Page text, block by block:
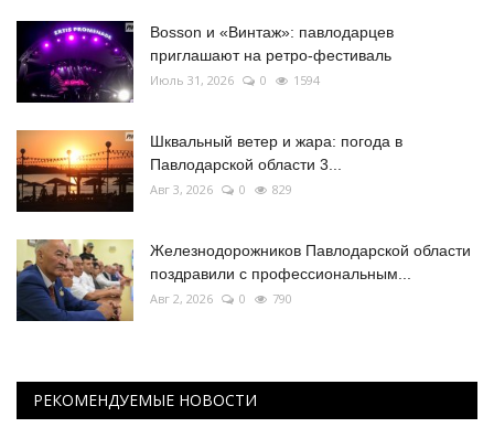
Bosson и «Винтаж»: павлодарцев
приглашают на ретро-фестиваль
Июль 31, 2026 0 1594
Шквальный ветер и жара: погода в
Павлодарской области 3...
Авг 3, 2026 0 829
Железнодорожников Павлодарской области
поздравили с профессиональным...
Авг 2, 2026 0 790
РЕКОМЕНДУЕМЫЕ НОВОСТИ